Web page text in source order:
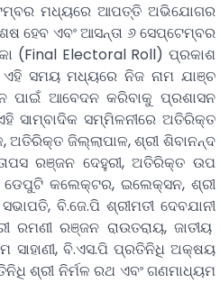
ମଧ୍ୟରେ ଆପତ୍ତି ଅଭିଯୋଗର
ହେବ ଏବଂ ଆସନ୍ତା ୬ ସେପ୍ଟେମ୍ବର
(Final Electoral Roll) ପ୍ରକାଶ
ଏହି ସମୟ ମଧ୍ୟରେ ନିଜ ନାମ ଯାଞ୍ଚ
ପାଇଁ ଆବେଦନ କରିବାକୁ ପ୍ରଶାସନ
ସାମ୍ବାଦିକ ସମ୍ମିଳନୀରେ ଅତିରିକ୍ତ
ଅତିରିକ୍ତ ଜିଲ୍ଲାପାଳ, ଶ୍ରୀ ଶିବାନନ୍ଦ
ରଞ୍ଜନ ଦେହୁରୀ, ଅତିରିକ୍ତ ଉପ
ଡେପୁଟି କଲେକ୍ଟର, ଇଲେକ୍ସନ, ଶ୍ରୀ
ବି.ଜେ.ପି ଶ୍ରୀମତୀ ଦେବଯାନୀ
ରମଣୀ ରଞ୍ଜନ ରାଉତରାୟ, ଜାତୀୟ
ସାହାଣୀ, ବି.ଏସ.ପି ପ୍ରତିନିଧି ଅକ୍ଷୟ
ଶ୍ରୀ ନିର୍ମଳ ରଥ ଏବଂ ଗଣମାଧ୍ୟମ